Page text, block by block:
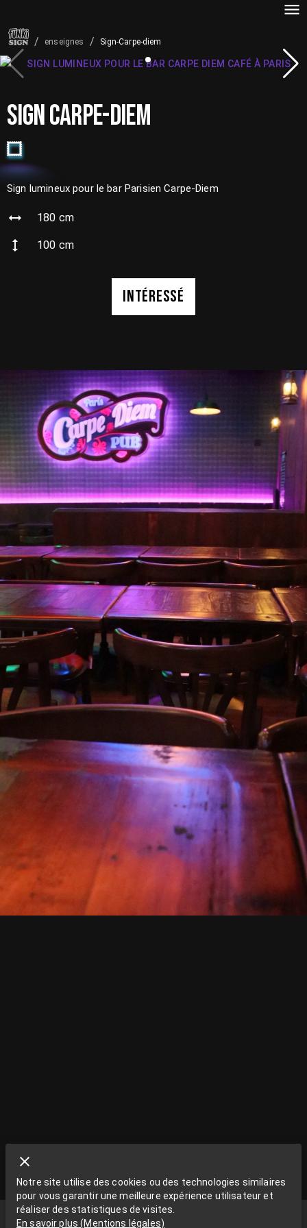
/ enseignes / Sign-Carpe-diem
SIGN CARPE-DIEM
Sign lumineux pour le bar Parisien Carpe-Diem
180 cm
100 cm
INTÉRESSÉ
Funki Sign
Notre site utilise des cookies ou des technologies similaires
pour vous garantir une meilleure expérience utilisateur et
réaliser des statistiques de visites.
En savoir plus (Mentions légales)